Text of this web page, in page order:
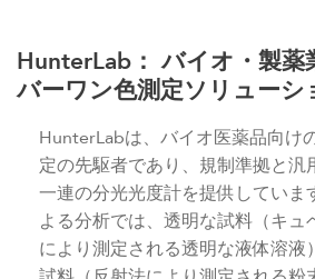
HunterLab： バイオ・製薬
バーワン色測定ソリューシ
HunterLabは、バイオ医薬品向け
定の先駆者であり、規制準拠と汎
一連の分光光度計を提供していま
よる分析では、透明な試料（キュ
により測定される透明な液体溶液